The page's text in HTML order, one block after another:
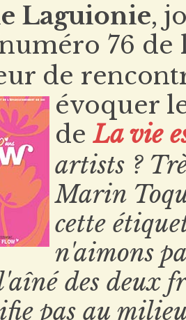
Laguionie,
76 de
de
évoquer
deLa vie
artists ?
Marin
cette
n'aimons
des deux
pas au